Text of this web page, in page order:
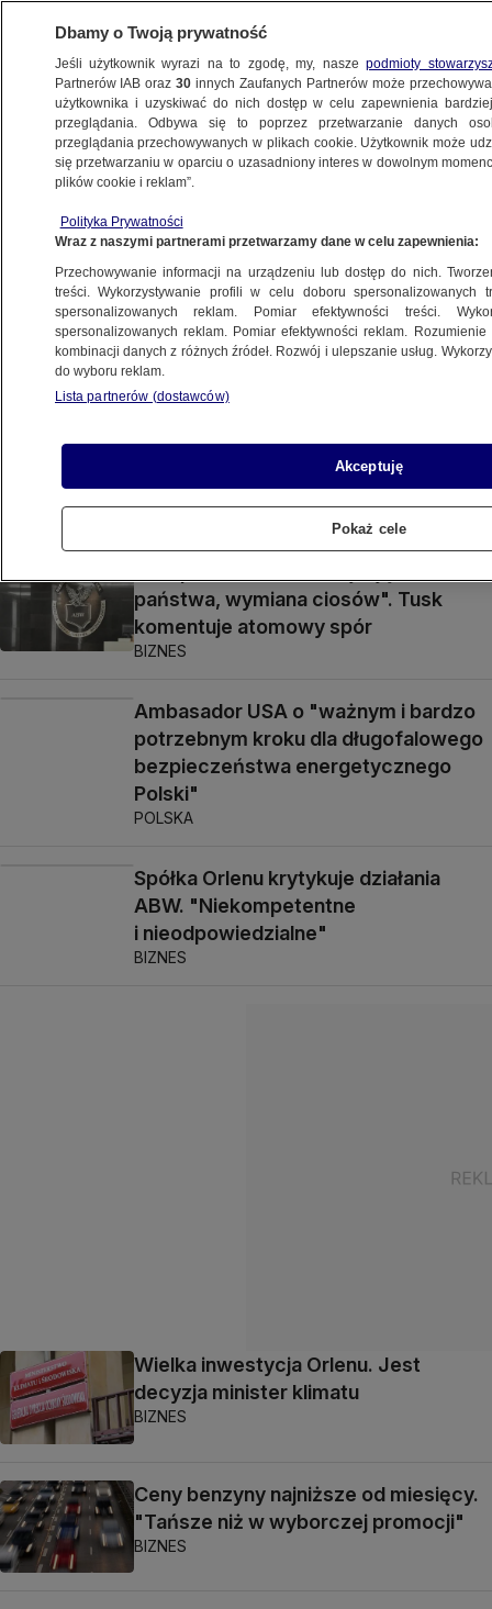
ORLEN
Media: syn Jacka Kurskiego
w paliwowej spółce
BIZNES
Piotr Woźniak: jak się jedna grupa
dyletantów spiera z drugą grupą
dyletantów, to lepiej wyjść z sali
Służby specjalne mówią "nie" dla
PROGRAMY
państwa, wymiana ciosów". Tusk
komentuje atomowy spór
BIZNES
Ambasador USA o "ważnym i bardzo
potrzebnym kroku dla długofalowego
bezpieczeństwa energetycznego
Polski"
POLSKA
Spółka Orlenu krytykuje działania
ABW. "Niekompetentne
i nieodpowiedzialne"
BIZNES
Wielka inwestycja Orlenu. Jest
decyzja minister klimatu
BIZNES
Ceny benzyny najniższe od miesięcy.
"Tańsze niż w wyborczej promocji"
BIZNES
Dbamy o Twoją prywatność
Jeśli użytkownik wyrazi na to zgodę, my, naszepodmioty
Partnerów IAB oraz30 innych Zaufanych Partnerów może
użytkownika i uzyskiwać do nich dostęp w celu zapewnienia
przeglądania. Odbywa się to poprzez przetwarzanie danych
przeglądania przechowywanych w plikach cookie. Użytkownik może
się przetwarzaniu w oparciu o uzasadniony interes w dowolnym
plików cookie i reklam”.
Polityka Prywatności
Wraz z naszymi partnerami przetwarzamy dane w celu zapewnienia:
Przechowywanie informacji na urządzeniu lub dostęp do nich.
treści. Wykorzystywanie profili w celu doboru spersonalizowanych
spersonalizowanych reklam. Pomiar efektywności treści.
spersonalizowanych reklam. Pomiar efektywności reklam.
kombinacji danych z różnych źródeł. Rozwój i ulepszanie usług.
do wyboru reklam.
Lista partnerów (dostawców)
Akceptuję
Pokaż cele